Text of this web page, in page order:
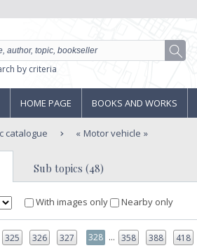
by criteria
HOME PAGE BOOKS AND WORKS
catalogue Motor vehicle
Sub topics (48)
With images only Nearby only
325 326 327 328 ... 358 388 418